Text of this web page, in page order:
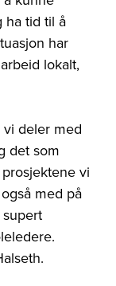
ha tid til å
har
lokalt,
deler med
det som
vi
med på